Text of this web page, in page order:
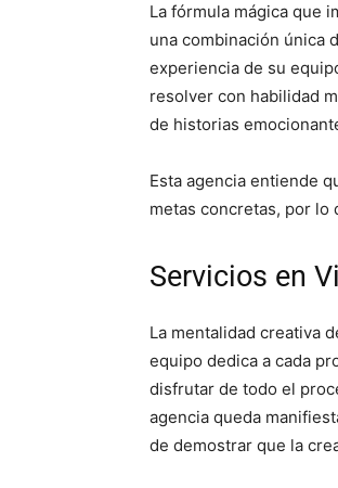
La fórmula mágica que
una combinación única
experiencia de su
resolver con habilidad
de historias
Esta agencia entiende
metas concretas, por lo
Servicios en
La mentalidad creativa
equipo dedica a cada
disfrutar de todo el
agencia queda
de demostrar que la